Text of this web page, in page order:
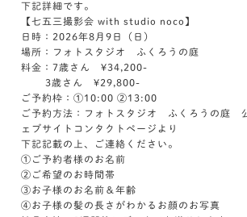
下記詳細です。
【七五三撮影会 with studio noco】
日時：2026年8月9日（日）
場所：フォトスタジオ ふくろうの庭
料金：7歳さん ¥34,200-
3歳さん ¥29,800-
ご予約枠：①10:00 ②13:00
ご予約方法：フォトスタジオ ふくろうの庭
ェブサイトコンタクトページより
下記記載の上、ご連絡ください。
①ご予約者様のお名前
②ご希望のお時間帯
③お子様のお名前＆年齢
④お子様の髪の長さがわかるお顔のお写真